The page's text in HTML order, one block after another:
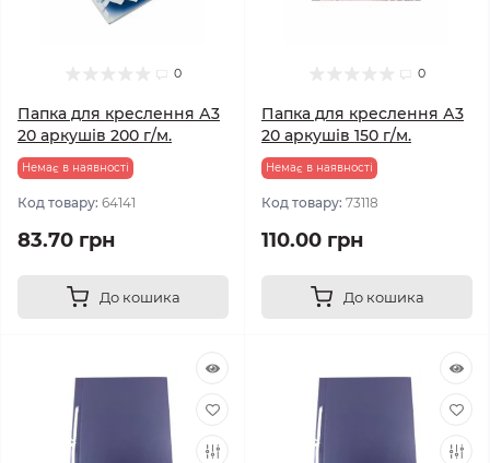
0
Папка для креслення А3
20 аркушів 200 г/м.
Немає в наявності
Код товару: 64141
83.70 грн
До кошика
0
Папка для креслення А3
20 аркушів 150 г/м.
Немає в наявності
Код товару: 73118
110.00 грн
До кошика